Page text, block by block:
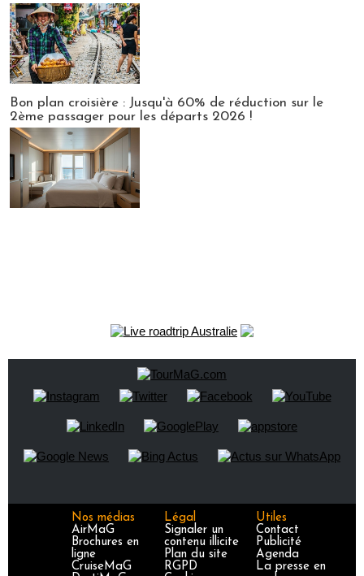
Bon plan croisière : Jusqu'à 60% de réduction sur le
2ème passager pour les départs 2026 !
Nos médias
AirMaG
Brochures en
ligne
CruiseMaG
Légal
Signaler un
contenu illicite
Plan du site
RGPD
Utiles
Contact
Publicité
Agenda
La presse en